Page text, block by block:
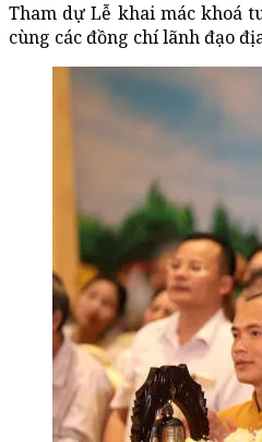
Tham dự Lễ khai mác khoá
cùng các đồng chí lãnh đạo